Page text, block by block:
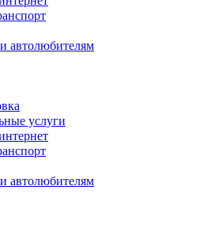
автолюбителям
услуги
автолюбителям